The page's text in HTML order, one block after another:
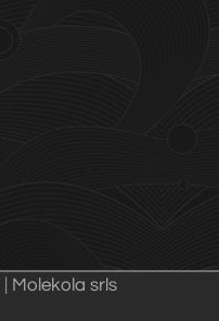
Molekola srls